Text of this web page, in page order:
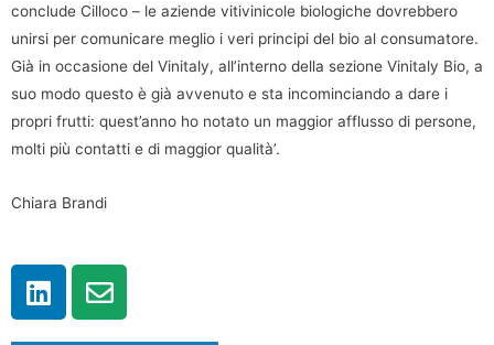
conclude Cilloco – le aziende vitivinicole biologiche dovrebbero
unirsi per comunicare meglio i veri principi del bio al consumatore.
Già in occasione del Vinitaly, all’interno della sezione Vinitaly Bio, a
suo modo questo è già avvenuto e sta incominciando a dare i
propri frutti: quest’anno ho notato un maggior afflusso di persone,
molti più contatti e di maggior qualità’.
Chiara Brandi